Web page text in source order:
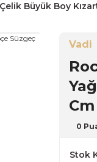
Büyük Boy
Vadi
Cm
0
Stok